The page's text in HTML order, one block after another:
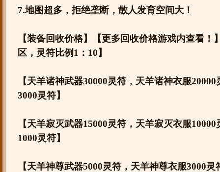
7.地图超多，拒绝垄断，散人发育空间大！
【装备回收价格】【更多回收价格游戏内查看！
区，灵符比例1：10】
【天羊诸神武器30000灵符，天羊诸神衣服
3000灵符】
【天羊寂灭武器15000灵符，天羊寂灭衣服
1000灵符】
【天羊神尊武器5000灵符，天羊神尊衣服3000